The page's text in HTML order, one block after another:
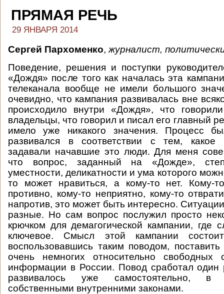
ПРЯМАЯ РЕЧЬ
29 ЯНВАРЯ 2014
Сергей Пархоменко, журналист,
Поведение, решения и поступки
«Дождя» после того как началась эта
телеканала вообще не имели большого
очевидно, что кампания развивалась вне
происходило внутри «Дождя», что
владельцы, что говорил и писал его главный
имело уже никакого значения. Процесс
развивался в соответствии с тем, какое
задавали начавшие это люди. Для меня
что вопрос, заданный на «Дожде»,
уместности, деликатности и ума которого
то может нравиться, а кому-то нет. Кому-
противно, кому-то неприятно, кому-то
напротив, это может быть интересно.
разные. Но сам вопрос послужил просто
крючком для демагогической кампании, где
ключевое. Смысл этой кампании
воспользовавшись таким поводом,
очень немногих относительно свободных
информации в России. Повод сработал один
развивалось уже самостоятельно, в
собственными внутренними законами.